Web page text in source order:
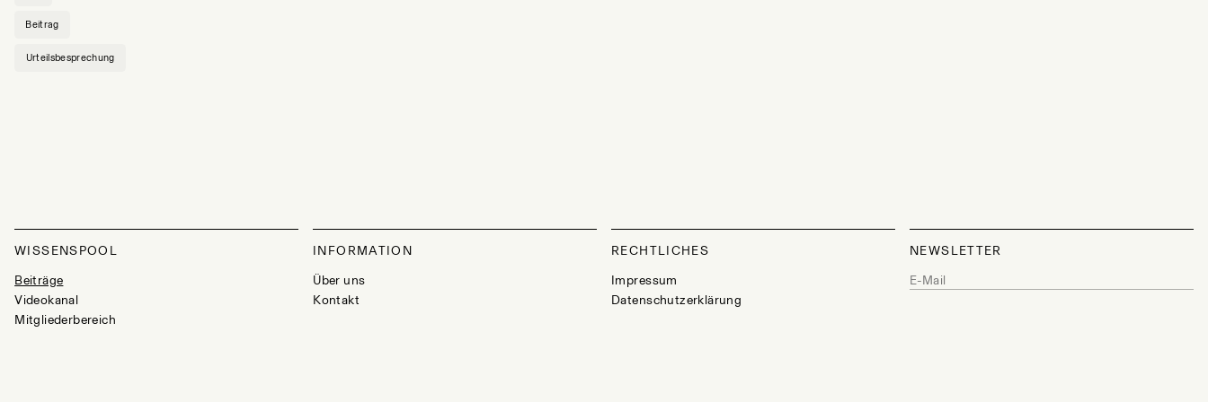
Beitrag
Urteilsbesprechung
WISSENSPOOL
Beiträge
Videokanal
Mitgliederbereich
INFORMATION
Über uns
Kontakt
RECHTLICHES
Impressum
Datenschutzerklärung
NEWSLETTER